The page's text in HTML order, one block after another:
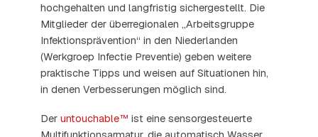
hochgehalten und langfristig sichergestellt. Die
Mitglieder der überregionalen „Arbeitsgruppe
Infektionsprävention“ in den Niederlanden
(Werkgroep Infectie Preventie) geben weitere
praktische Tipps und weisen auf Situationen hin,
in denen Verbesserungen möglich sind.
Deruntouchable™ ist eine sensorgesteuerte